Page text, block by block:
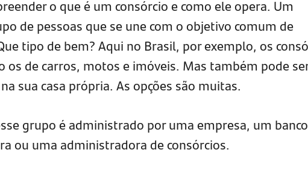
o que é um consórcio e como ele opera. Um
de pessoas que se une com o objetivo comum de
tipo de bem? Aqui no Brasil, por exemplo, os
os de carros, motos e imóveis. Mas também pode
sua casa própria. As opções são muitas.
grupo é administrado por uma empresa, um
ou uma administradora de consórcios.